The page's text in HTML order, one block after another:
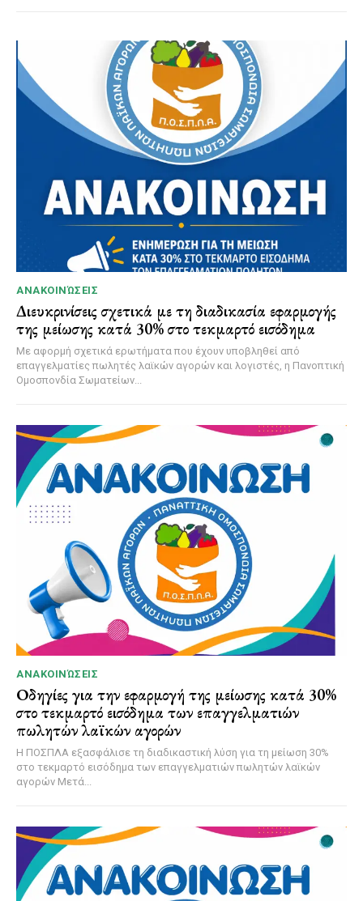
ΑΝΑΚΟΙΝΏΣΕΙΣ
Διευκρινίσεις σχετικά με τη διαδικασία εφαρμογής
της μείωσης κατά 30% στο τεκμαρτό εισόδημα
Με αφορμή σχετικά ερωτήματα που έχουν υποβληθεί από
επαγγελματίες πωλητές λαϊκών αγορών και λογιστές, η Πανοπτική
Ομοσπονδία Σωματείων...
ΑΝΑΚΟΙΝΏΣΕΙΣ
Οδηγίες για την εφαρμογή της μείωσης κατά 30%
στο τεκμαρτό εισόδημα των επαγγελματιών
πωλητών λαϊκών αγορών
Η ΠΟΣΠΛΑ εξασφάλισε τη διαδικαστική λύση για τη μείωση 30%
στο τεκμαρτό εισόδημα των επαγγελματιών πωλητών λαϊκών
αγορών Μετά...